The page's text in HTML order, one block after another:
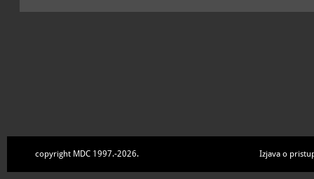
copyright MDC 1997.-2026. Izjava o